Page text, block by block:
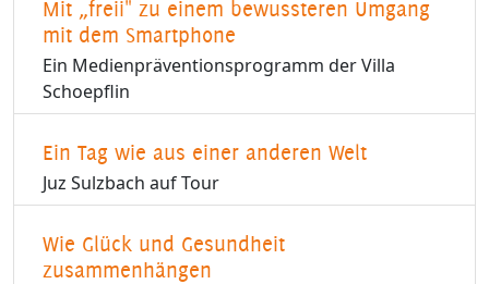
Mit „freii" zu einem bewussteren Umgang
mit dem Smartphone
Ein Medienpräventionsprogramm der Villa
Schoepflin
Ein Tag wie aus einer anderen Welt
Juz Sulzbach auf Tour
Wie Glück und Gesundheit
zusammenhängen